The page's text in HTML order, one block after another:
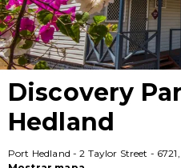
Discovery
Hedland
Port Hedland -2 Taylor Street - 6721,